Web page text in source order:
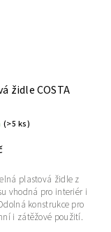
židle COSTA
(>5 ks)
plastová židle z
vhodná pro interiér i
konstrukce pro
i zátěžové použití.